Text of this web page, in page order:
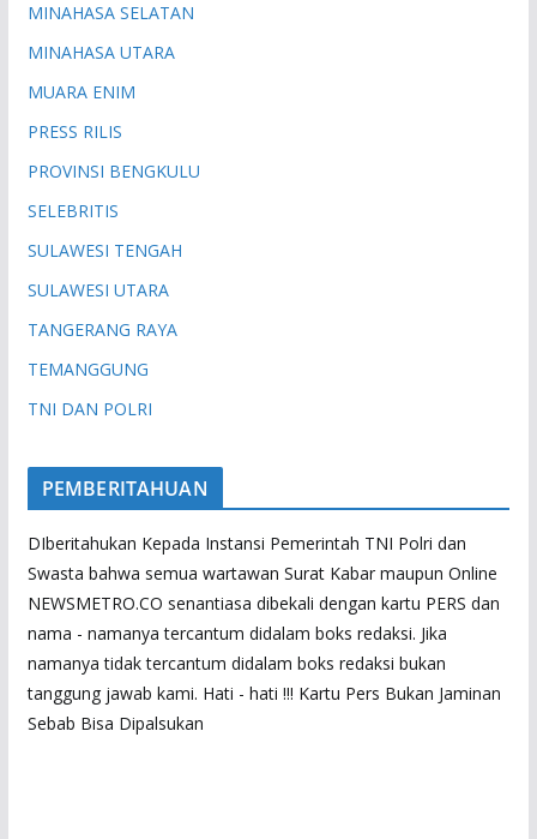
MINAHASA SELATAN
MINAHASA UTARA
MUARA ENIM
PRESS RILIS
PROVINSI BENGKULU
SELEBRITIS
SULAWESI TENGAH
SULAWESI UTARA
TANGERANG RAYA
TEMANGGUNG
TNI DAN POLRI
PEMBERITAHUAN
DIberitahukan Kepada Instansi Pemerintah TNI Polri dan
Swasta bahwa semua wartawan Surat Kabar maupun Online
NEWSMETRO.CO senantiasa dibekali dengan kartu PERS dan
nama - namanya tercantum didalam boks redaksi. Jika
namanya tidak tercantum didalam boks redaksi bukan
tanggung jawab kami. Hati - hati !!! Kartu Pers Bukan Jaminan
Sebab Bisa Dipalsukan